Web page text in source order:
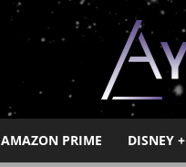
AMAZON PRIME DISNEY +